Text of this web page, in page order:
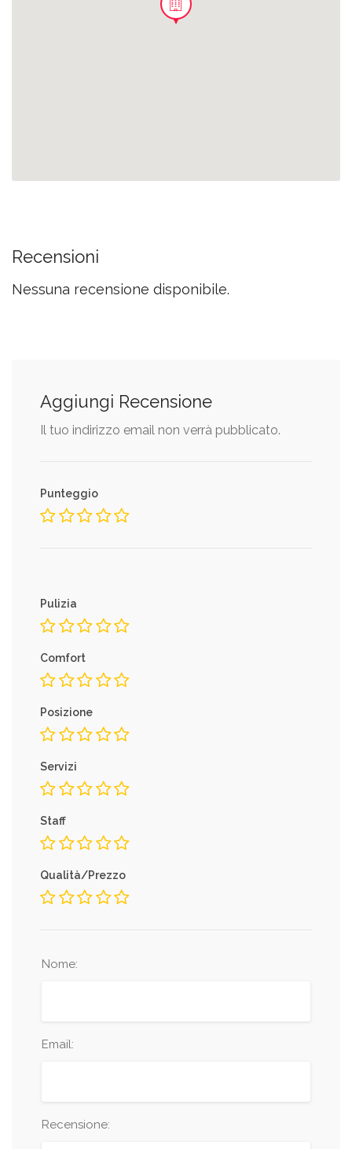
Recensioni
Nessuna recensione disponibile.
Aggiungi Recensione
Il tuo indirizzo email non verrà pubblicato.
Punteggio
Pulizia
Comfort
Posizione
Servizi
Staff
Qualità/Prezzo
Nome:
Email:
Recensione: